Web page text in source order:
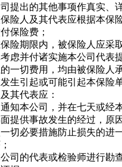
提出的其他事项作真实、
人及其代表应根据本保
保险费；
期限内，被保险人应采
虑并付诸实施本公司代表
一切费用，均由被保险人
引起或可能引起本保险
其代表应：
本公司，并在七天或经
提供事故发生的经过，原
必要措施防止损失的进
的代表或检验师进行勘